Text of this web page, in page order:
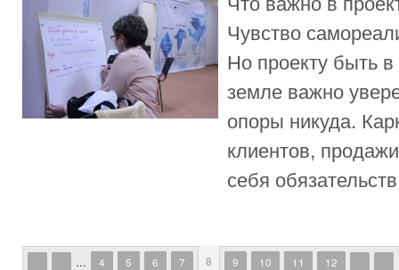
Чувство
Но проекту быть
земле важно
опоры никуда.
клиентов,
себя
Страницы
… 4 5 6 7 8 9 10 11 12